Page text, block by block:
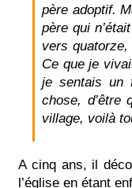
père adoptif.
père qui
vers quatorze,
Ce que je
je sentais un
chose, d’être
village, voilà
A cinq ans, il
l’église en étant